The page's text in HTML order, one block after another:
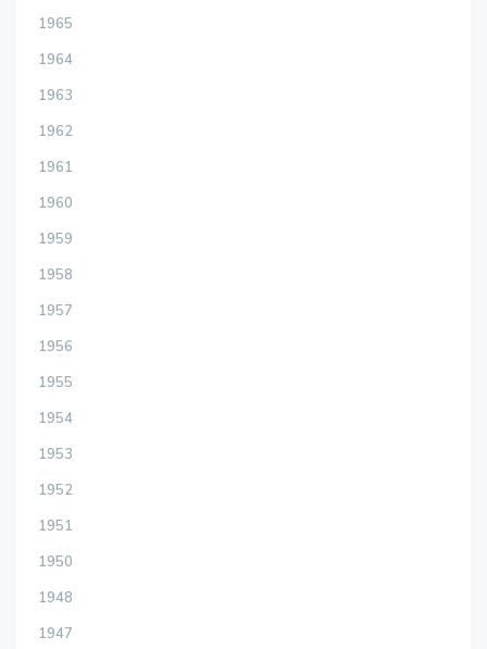
1965
1964
1963
1962
1961
1960
1959
1958
1957
1956
1955
1954
1953
1952
1951
1950
1948
1947